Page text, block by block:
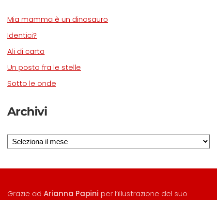
Mia mamma è un dinosauro
Identici?
Ali di carta
Un posto fra le stelle
Sotto le onde
Archivi
Archivi
Grazie ad Arianna Papini per l’illustrazione del suo